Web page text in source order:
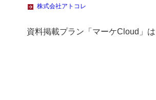
株式会社アトコレ
資料掲載プラン「マーケCloud」は